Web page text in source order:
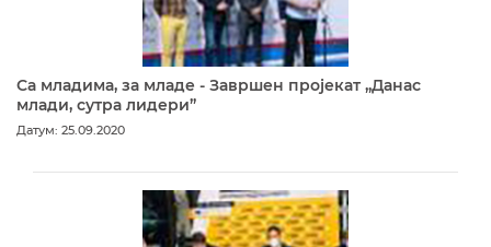
Са младима, за младе - Завршен пројекат „Данас
млади, сутра лидери”
Датум: 25.09.2020